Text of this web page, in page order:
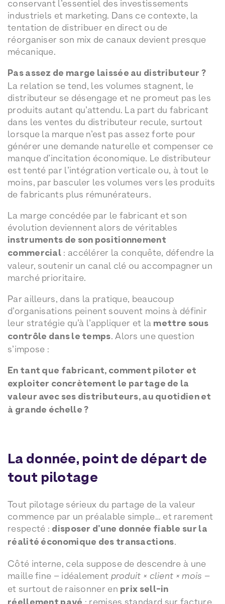
conservant l’essentiel des investissements
industriels et marketing. Dans ce contexte, la
tentation de distribuer en direct ou de
réorganiser son mix de canaux devient presque
mécanique.
Pas assez de marge laissée au distributeur ?
La relation se tend, les volumes stagnent, le
distributeur se désengage et ne promeut pas les
produits autant qu’attendu. La part du fabricant
dans les ventes du distributeur recule, surtout
lorsque la marque n’est pas assez forte pour
générer une demande naturelle et compenser ce
manque d’incitation économique. Le distributeur
est tenté par l’intégration verticale ou, à tout le
moins, par basculer les volumes vers les produits
de fabricants plus rémunérateurs.
La marge concédée par le fabricant et son
évolution deviennent alors de véritables
instruments de son positionnement
commercial : accélérer la conquête, défendre la
valeur, soutenir un canal clé ou accompagner un
marché prioritaire.
Par ailleurs, dans la pratique, beaucoup
d’organisations peinent souvent moins à définir
leur stratégie qu’à l’appliquer et la mettre sous
contrôle dans le temps. Alors une question
s’impose :
En tant que fabricant, comment piloter et
exploiter concrètement le partage de la
valeur avec ses distributeurs, au quotidien et
à grande échelle ?
La donnée, point de départ de
tout pilotage
Tout pilotage sérieux du partage de la valeur
commence par un préalable simple… et rarement
respecté : disposer d’une donnée fiable sur la
réalité économique des transactions.
Côté interne, cela suppose de descendre à une
maille fine – idéalement produit × client × mois –
et surtout de raisonner en prix sell-in
: remises standard sur facture,